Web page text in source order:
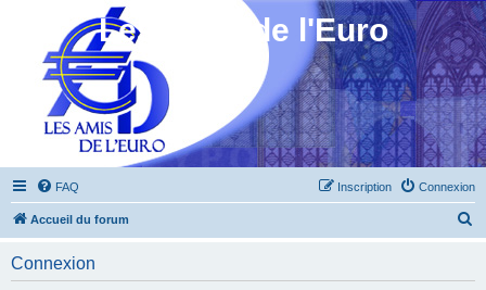
Les Amis de l'Euro
FAQ Connexion
Inscription
Accueil du forum
Connexion